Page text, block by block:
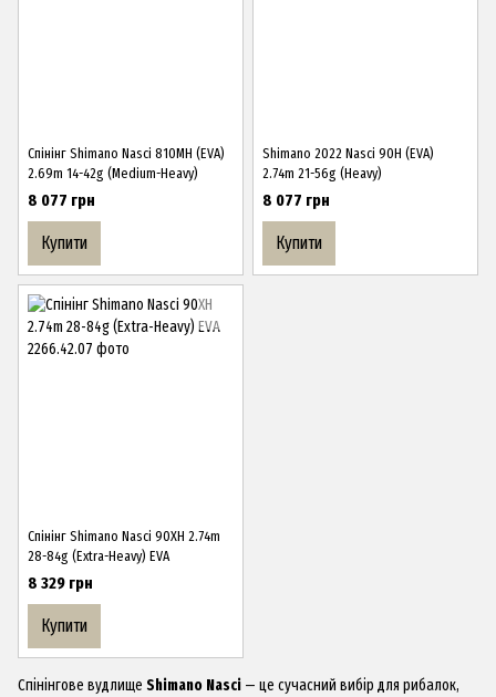
Спінінг Shimano Nasci 810MH (EVA)
2.69m 14-42g (Medium-Heavy)
8 077 грн
Купити
Shimano 2022 Nasci 90H (EVA)
2.74m 21-56g (Heavy)
8 077 грн
Купити
Спінінг Shimano Nasci 90XH 2.74m
28-84g (Extra-Heavy) EVA
8 329 грн
Купити
Спінінгове вудлище Shimano Nasci — це сучасний вибір для рибалок,